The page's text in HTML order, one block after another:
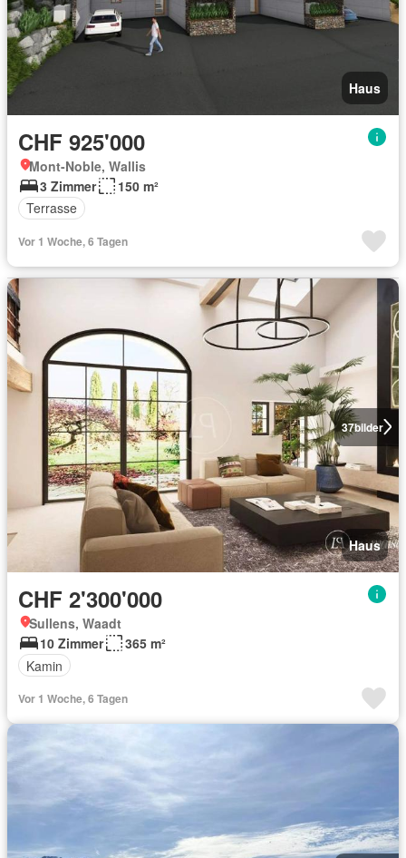
Haus
CHF 925'000
Mont-Noble, Wallis
3 Zimmer
150 m²
Terrasse
Vor 1 Woche, 6 Tagen
37bilder
Haus
CHF 2'300'000
Sullens, Waadt
10 Zimmer
365 m²
Kamin
Vor 1 Woche, 6 Tagen